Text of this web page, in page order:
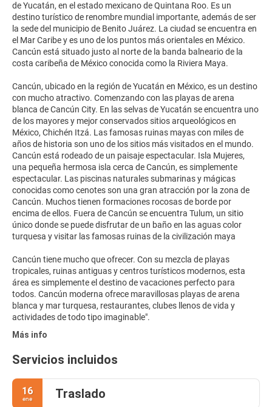
de Yucatán, en el estado mexicano de Quintana Roo. Es un
destino turístico de renombre mundial importante, además de ser
la sede del municipio de Benito Juárez. La ciudad se encuentra en
el Mar Caribe y es uno de los puntos más orientales en México.
Cancún está situado justo al norte de la banda balneario de la
costa caribeña de México conocida como la Riviera Maya.
Cancún, ubicado en la región de Yucatán en México, es un destino
con mucho atractivo. Comenzando con las playas de arena
blanca de Cancún City. En las selvas de Yucatán se encuentra uno
de los mayores y mejor conservados sitios arqueológicos en
México, Chichén Itzá. Las famosas ruinas mayas con miles de
años de historia son uno de los sitios más visitados en el mundo.
Cancún está rodeado de un paisaje espectacular. Isla Mujeres,
una pequeña hermosa isla cerca de Cancún, es simplemente
espectacular. Las piscinas naturales submarinas y mágicas
conocidas como cenotes son una gran atracción por la zona de
Cancún. Muchos tienen formaciones rocosas de borde por
encima de ellos. Fuera de Cancún se encuentra Tulum, un sitio
único donde se puede disfrutar de un baño en las aguas color
turquesa y visitar las famosas ruinas de la civilización maya
Cancún tiene mucho que ofrecer. Con su mezcla de playas
tropicales, ruinas antiguas y centros turísticos modernos, esta
área es simplemente el destino de vacaciones perfecto para
todos. Cancún moderna ofrece maravillosas playas de arena
blanca y mar turquesa, restaurantes, clubes llenos de vida y
Más info
Servicios incluidos
16
ene Traslado